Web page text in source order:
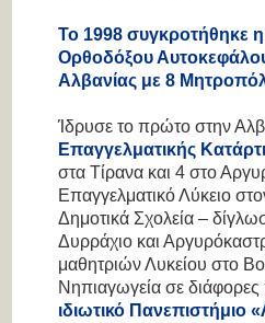
Το 1998 συγκροτήθηκε
Ορθοδόξου
Αλβανίας με 8
Ίδρυσε το πρώτο στην
Επαγγελματικής
στα Τίρανα και 4 στο
Επαγγελματικό Λύκειο
Δημοτικά Σχολεία –
Δυρράχιο και
μαθητριών Λυκείου στο
Νηπιαγωγεία σε διάφορες
ιδιωτικό Πανεπιστήμιο